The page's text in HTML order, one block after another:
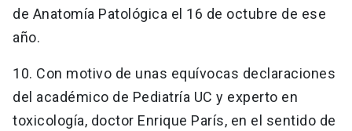
de Anatomía Patológica el 16 de octubre de ese
año.
10. Con motivo de unas equívocas declaraciones
del académico de Pediatría UC y experto en
toxicología, doctor Enrique París, en el sentido de